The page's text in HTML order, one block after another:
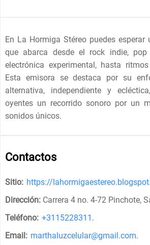
En La Hormiga Stéreo puedes esperar
que abarca desde el rock indie, pop
electrónica experimental, hasta
Esta emisora se destaca por su
alternativa, independiente y
oyentes un recorrido sonoro por un
sonidos únicos.
Contactos
Sitio: https://
Dirección: Carrera 4 no. 4-72 Pinchote,
Teléfono: +3115228311 .
Email: marthaluzcelular@gmail.com.